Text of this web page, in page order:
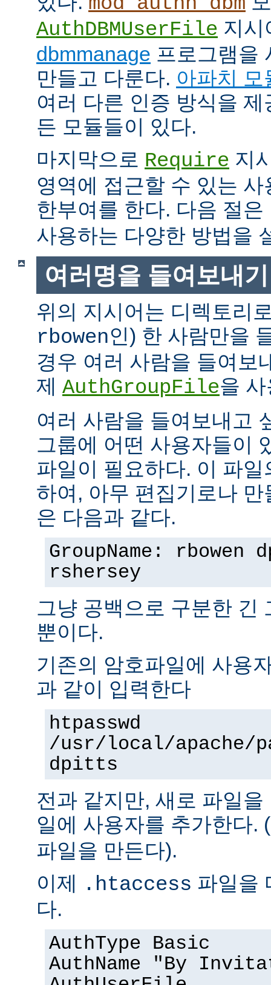
AuthDBMUserFile 지시
dbmmanage 프로그램을
만들고 다룬다. 아파치
여러 다른 인증 방식을
든 모듈들이 있다.
마지막으로 Require 지
영역에 접근할 수 있는
한부여를 한다. 다음 절은
사용하는 다양한 방법을
여러명을 들여보내기
위의 지시어는 디렉토리
rbowen인) 한 사람만을
경우 여러 사람을 들여보
제 AuthGroupFile을
여러 사람을 들여보내고
그룹에 어떤 사용자들이
파일이 필요하다. 이 파
하여, 아무 편집기로나
은 다음과 같다.
GroupName: rbowen
rshersey
그냥 공백으로 구분한 긴
뿐이다.
기존의 암호파일에 사용
과 같이 입력한다
htpasswd
/usr/local/apache/
dpitts
전과 같지만, 새로 파일
일에 사용자를 추가한다. (
파일을 만든다).
이제 .htaccess 파일을
다.
AuthType Basic
AuthName "By